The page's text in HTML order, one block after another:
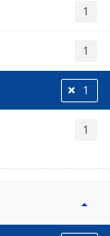
1
1
1
1